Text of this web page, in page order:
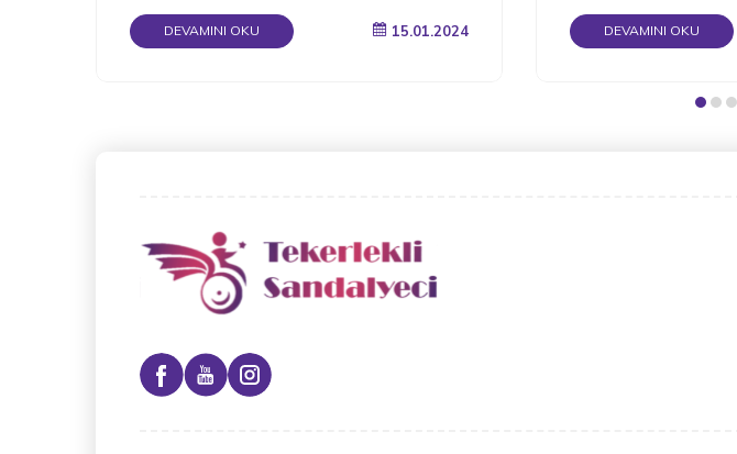
DEVAMINI OKU 15.01.2024 DEVAMINI OKU